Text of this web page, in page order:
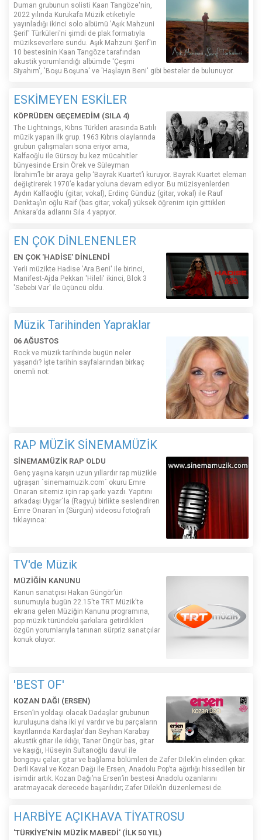
Duman grubunun solisti Kaan Tangöze'nin,
2022 yılında Kurukafa Müzik etiketiyle
yayınladığı ikinci solo albümü 'Aşık Mahzuni
Şerif' Türküleri'ni şimdi de plak formatıyla
müzikseverlere sundu. Aşık Mahzuni Şerif'in
10 bestesinin Kaan Tangöze tarafından
akustik yorumlandığı albümde 'Çeşmi
Siyahım', 'Boşu Boşuna' ve 'Haşlayın Beni' gibi besteler de bulunuyor.
ESKİMEYEN ESKİLER
KÖPRÜDEN GEÇEMEDİM (SILA 4)
The Lightnings, Kıbrıs Türkleri arasında Batılı
müzik yapan ilk grup. 1963 Kıbrıs olaylarında
grubun çalışmaları sona eriyor ama,
Kalfaoğlu ile Gürsoy bu kez mücahitler
bünyesinde Ersin Örek ve Süleyman
İbrahim’le bir araya gelip ‘Bayrak Kuartet’i kuruyor. Bayrak Kuartet eleman
değiştirerek 1970’e kadar yoluna devam ediyor. Bu müzisyenlerden
Aydın Kalfaoğlu (gitar, vokal), Erdinç Gündüz (gitar, vokal) ile Rauf
Denktaş’ın oğlu Raif (bas gitar, vokal) yüksek öğrenim için gittikleri
Ankara’da adlarını Sıla 4 yapıyor.
EN ÇOK DİNLENENLER
EN ÇOK 'HADİSE' DİNLENDİ
Yerli müzikte Hadise 'Ara Beni' ile birinci,
Manifest-Ajda Pekkan 'Hileli' ikinci, Blok 3
'Sebebi Var' ile üçüncü oldu.
Müzik Tarihinden Yapraklar
06 AĞUSTOS
Rock ve müzik tarihinde bugün neler
yaşandı? İşte tarihin sayfalarından birkaç
önemli not:
RAP MÜZİK SİNEMAMÜZİK
SİNEMAMÜZİK RAP OLDU
Genç yaşına karşın uzun yıllardır rap müzikle
uğraşan ´sinemamuzik.com´ okuru Emre
Onaran sitemiz için rap şarkı yazdı. Yapıtını
arkadaşı Uygar´la (Ragyu) birlikte seslendiren
Emre Onaran´ın (Sürgün) videosu fotoğrafı
tıklayınca:
TV'de Müzik
MÜZİĞİN KANUNU
Kanun sanatçısı Hakan Güngör’ün
sunumuyla bugün 22.15'te TRT Müzik'te
ekrana gelen Müziğin Kanunu programına,
pop müzik türündeki şarkılara getirdikleri
özgün yorumlarıyla tanınan sürpriz sanatçılar
konuk oluyor.
'BEST OF'
KOZAN DAĞI (ERSEN)
Ersen’in yoldaşı olacak Dadaşlar grubunun
kuruluşuna daha iki yıl vardır ve bu parçaların
kayıtlarında Kardaşlar’dan Seyhan Karabay
akustik gitar ile ıklığı, Taner Öngür bas, gitar
ve kaşığı, Hüseyin Sultanoğlu davul ile
bongoyu çalar; gitar ve bağlama bölümleri de Zafer Dilek’in elinden çıkar.
Derli Kaval ve Kozan Dağı ile Ersen, Anadolu Pop’ta ağırlığı hissedilen bir
isimdir artık. Kozan Dağı’na Ersen’in bestesi Anadolu ozanlarını
aratmayacak derecede başarılıdır; Zafer Dilek’in düzenlemesi de.
HARBİYE AÇIKHAVA TİYATROSU
'TÜRKİYE'NİN MÜZİK MABEDİ' (İLK 50 YIL)